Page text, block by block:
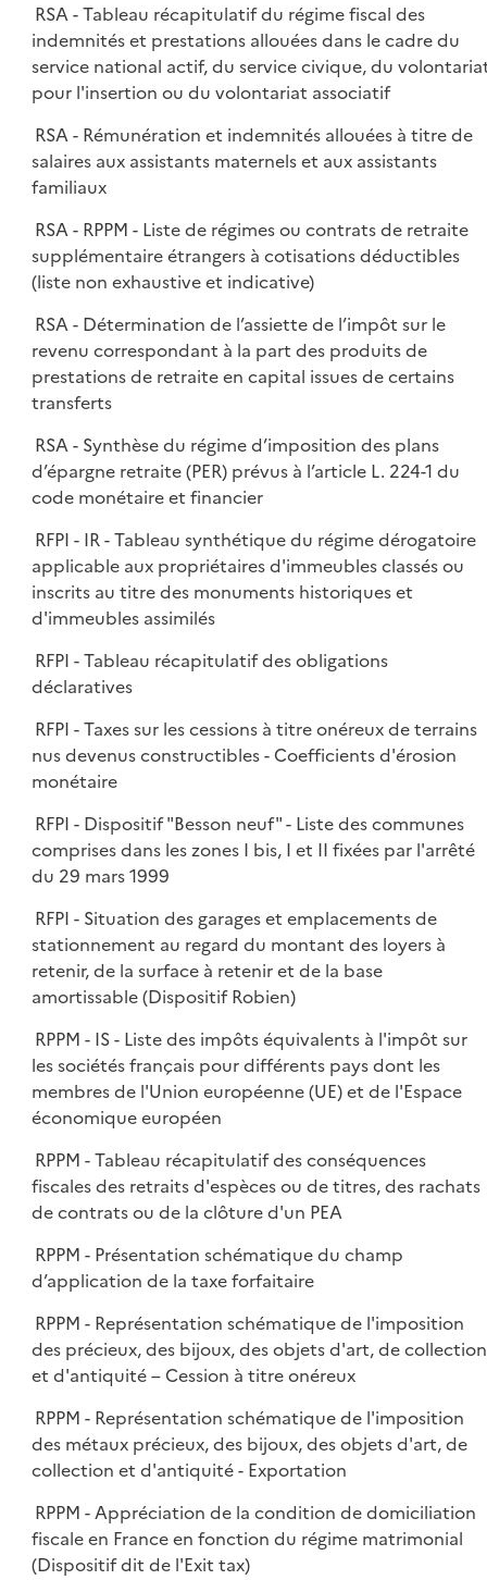
RSA - Tableau récapitulatif du régime fiscal des
indemnités et prestations allouées dans le cadre du
service national actif, du service civique, du
pour l'insertion ou du volontariat associatif
RSA - Rémunération et indemnités allouées à titre de
salaires aux assistants maternels et aux assistants
familiaux
RSA - RPPM - Liste de régimes ou contrats de retraite
supplémentaire étrangers à cotisations déductibles
(liste non exhaustive et indicative)
RSA - Détermination de l’assiette de l’impôt sur le
revenu correspondant à la part des produits de
prestations de retraite en capital issues de certains
transferts
RSA - Synthèse du régime d’imposition des plans
d’épargne retraite (PER) prévus à l’article L. 224-1 du
code monétaire et financier
RFPI - IR - Tableau synthétique du régime dérogatoire
applicable aux propriétaires d'immeubles classés ou
inscrits au titre des monuments historiques et
d'immeubles assimilés
RFPI - Tableau récapitulatif des obligations
déclaratives
RFPI - Taxes sur les cessions à titre onéreux de terrains
nus devenus constructibles - Coefficients d'érosion
monétaire
RFPI - Dispositif "Besson neuf" - Liste des communes
comprises dans les zones I bis, I et II fixées par l'arrêté
du 29 mars 1999
RFPI - Situation des garages et emplacements de
stationnement au regard du montant des loyers à
retenir, de la surface à retenir et de la base
amortissable (Dispositif Robien)
RPPM - IS - Liste des impôts équivalents à l'impôt sur
les sociétés français pour différents pays dont les
membres de l'Union européenne (UE) et de l'Espace
économique européen
RPPM - Tableau récapitulatif des conséquences
fiscales des retraits d'espèces ou de titres, des rachats
de contrats ou de la clôture d'un PEA
RPPM - Présentation schématique du champ
d’application de la taxe forfaitaire
RPPM - Représentation schématique de l'imposition
des précieux, des bijoux, des objets d'art, de collection
et d'antiquité – Cession à titre onéreux
RPPM - Représentation schématique de l'imposition
des métaux précieux, des bijoux, des objets d'art, de
collection et d'antiquité - Exportation
RPPM - Appréciation de la condition de domiciliation
fiscale en France en fonction du régime matrimonial
(Dispositif dit de l'Exit tax)